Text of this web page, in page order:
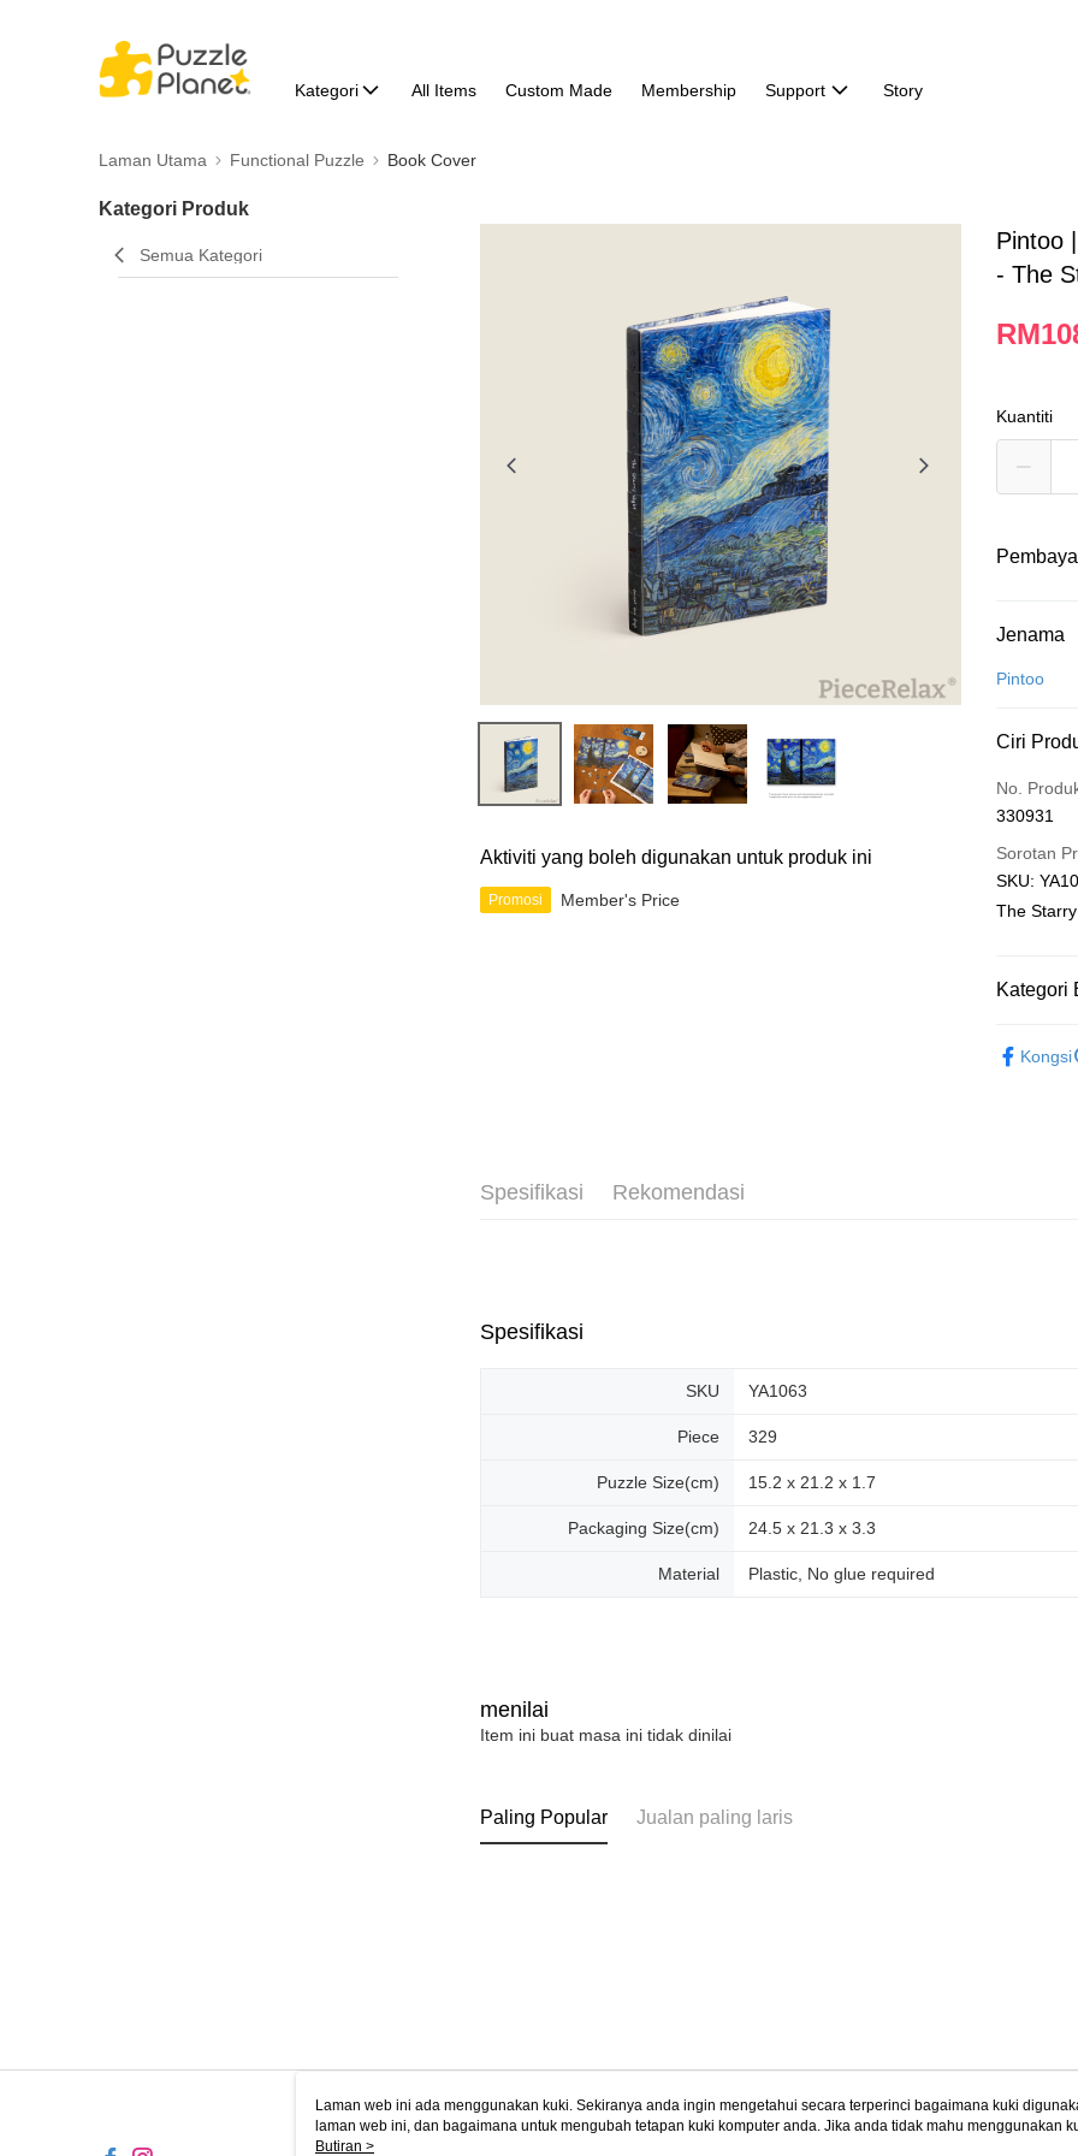
Kategori All Items Custom Made Membership Support Story
Laman Utama Functional Puzzle Book Cover
Kategori Produk
Semua Kategori
Aktiviti yang boleh digunakan untuk produk ini
Promosi Member's Price
Pintoo
- The
Kuantiti
Kaedah
Kad Kredit
Deskripsi
Leong
Touch 'n
GrabPay
Rumah
Kedai
Jenama
Pintoo
Ciri
No.
330931
Sorotan
SKU:
The
Kategori
Kongsi
Spesifikasi Rekomendasi
Spesifikasi
SKU YA1063
Piece 329
Puzzle Size(cm) 15.2 x 21.2 x 1.7
Packaging Size(cm) 24.5 x 21.3 x 3.3
Material Plastic, No glue required
menilai
Item ini buat masa ini tidak dinilai
Paling Popular Jualan paling laris
Tentang Kami Khidmat
Laman web ini ada menggunakan kuki. Sekiranya anda ingin mengetahui secara terperinci bagaimana kuki
laman web ini, dan bagaimana untuk mengubah tetapan kuki komputer anda. Jika anda tidak mahu menggunakan
komputer anda, sila rujuk penerangan mengenai kuki.
Butiran >